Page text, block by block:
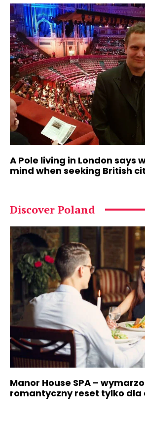
A Pole living in London says
mind when seeking British
Discover Poland
Manor House SPA –
romantyczny reset tylko dla